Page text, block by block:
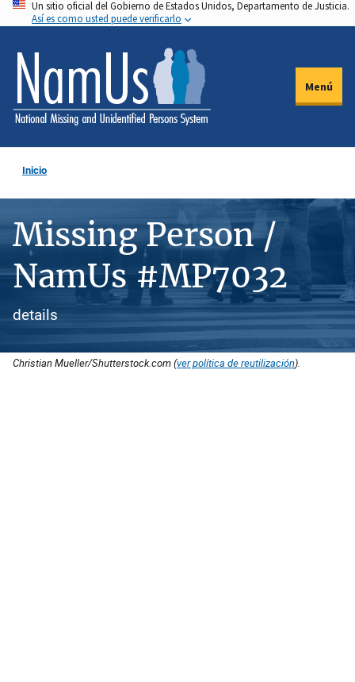
Pasar
al
contenido
principal
Un sitio oficial del Gobierno de Estados Unidos, Departamento de Justicia.
Así es como usted puede verificarlo
Menú
Inicio
Missing Person /
NamUs #MP7032
details
Christian Mueller/Shutterstock.com (ver política de reutilización).